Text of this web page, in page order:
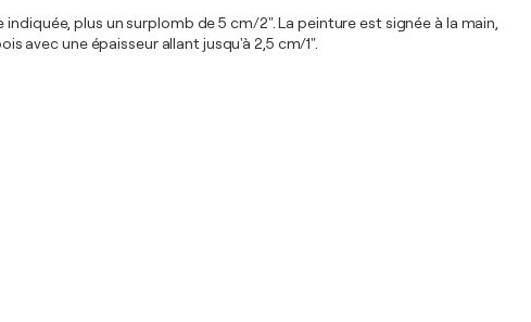
plus un surplomb de 5 cm/2". La peinture est signée à la main,
avec une épaisseur allant jusqu'à 2,5 cm/1".